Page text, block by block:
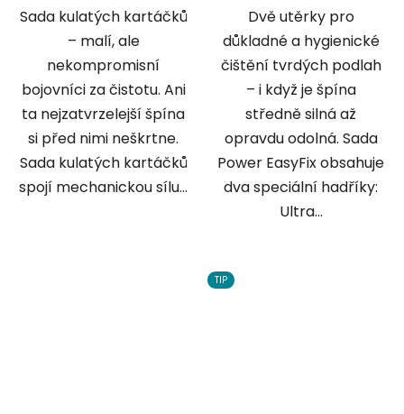
Sada kulatých kartáčků
– malí, ale
nekompromisní
bojovníci za čistotu. Ani
ta nejzatvrzelejší špína
si před nimi neškrtne.
Sada kulatých kartáčků
spojí mechanickou sílu...
Dvě utěrky pro
důkladné a hygienické
čištění tvrdých podlah
– i když je špína
středně silná až
opravdu odolná. Sada
Power EasyFix obsahuje
dva speciální hadříky:
Ultra...
TIP